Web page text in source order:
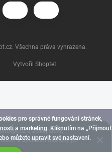
pro správné fungování stránek,
a marketing. Kliknutím na
můžete upravit své nastavení.
a získej slevy,
a speciální nabídky jen
Vytvořil Shoptet
. Všechna práva vyhrazena.